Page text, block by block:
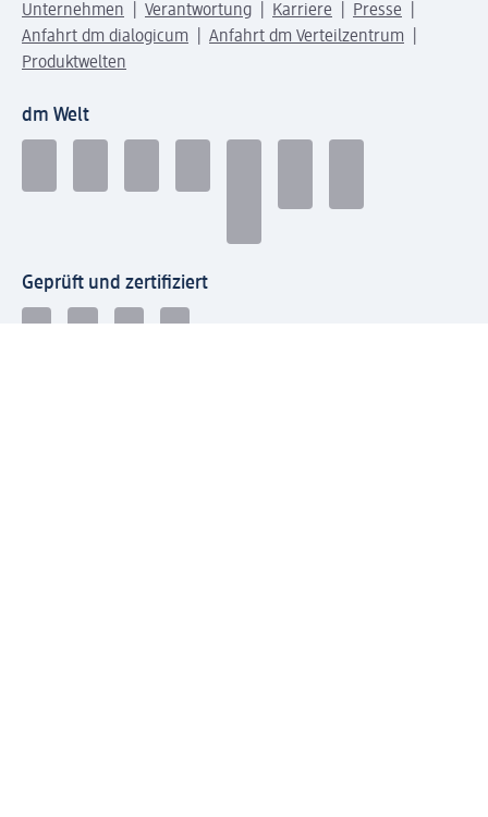
Unternehmen Verantwortung Karriere
Presse
Anfahrt dm dialogicum
Anfahrt dm Verteilzentrum
Produktwelten
dm Welt
Geprüft und zertifiziert